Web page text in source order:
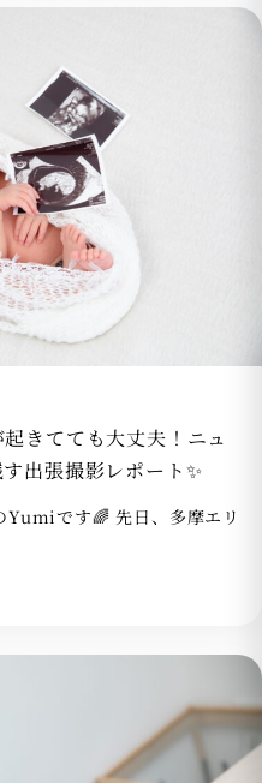
きてても大丈夫！ニュ
出張撮影レポート✨
Yumiです🌈 先日、多摩エリ